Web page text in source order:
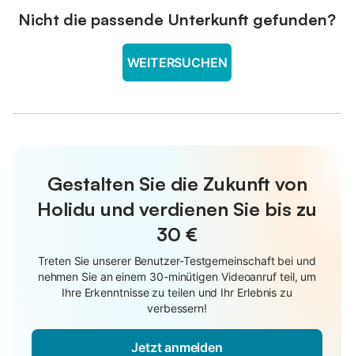
Nicht die passende Unterkunft gefunden?
WEITERSUCHEN
Gestalten Sie die Zukunft von
Holidu und verdienen Sie bis zu
30 €
Treten Sie unserer Benutzer-Testgemeinschaft bei und
nehmen Sie an einem 30-minütigen Videoanruf teil, um
Ihre Erkenntnisse zu teilen und Ihr Erlebnis zu
verbessern!
Jetzt anmelden